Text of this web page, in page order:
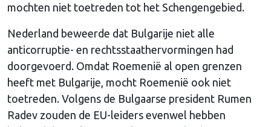
mochten niet toetreden tot het Schengengebied.
Nederland beweerde dat Bulgarije niet alle
anticorruptie- en rechtsstaathervormingen had
doorgevoerd. Omdat Roemenië al open grenzen
heeft met Bulgarije, mocht Roemenië ook niet
toetreden. Volgens de Bulgaarse president Rumen
Radev zouden de EU-leiders evenwel hebben